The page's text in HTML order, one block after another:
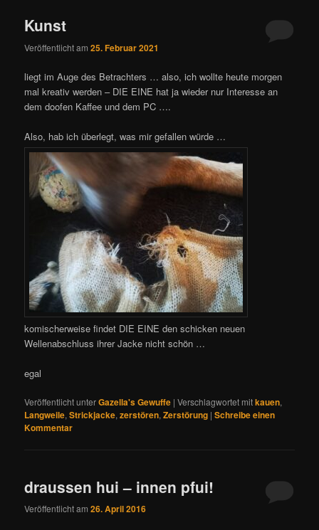
Kunst
Veröffentlicht am25. Februar 2021
liegt im Auge des Betrachters … also, ich wollte heute morgen
mal kreativ werden – DIE EINE hat ja wieder nur Interesse an
dem doofen Kaffee und dem PC ….
Also, hab ich überlegt, was mir gefallen würde …
komischerweise findet DIE EINE den schicken neuen
Wellenabschluss ihrer Jacke nicht schön …
egal
Veröffentlicht unterGazella's Gewuffe |Verschlagwortet mitkauen,
Langweile,Strickjacke,zerstören,Zerstörung |Schreibe einen
Kommentar
draussen hui – innen pfui!
Veröffentlicht am26. April 2016